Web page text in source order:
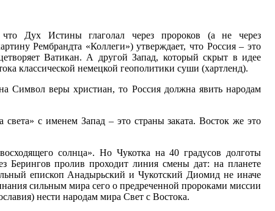
Дух Истины глаголал через пророков (а не через
Рембрандта «Коллеги») утверждает, что Россия – это
Ватикан. А другой Запад, который скрыт в идее
классической немецкой геополитики суши (хартленд).
Символ веры христиан, то Россия должна явить народам
с именем Запад – это страны заката. Восток же это
солнца». Но Чукотка на 40 градусов долготы
Берингов пролив проходит линия смены дат: на планете
епископ Анадырьский и Чукотский Диомид не иначе
сильным мира сего о предреченной пророками миссии
нести народам мира Свет с Востока.